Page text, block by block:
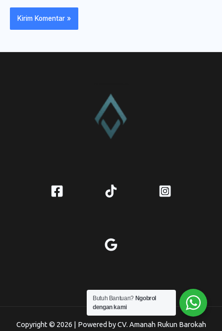
Copyright © 2026 | Powered by CV. Amanah Rukun Barokah
Butuh Bantuan? Ngobrol
dengan kami